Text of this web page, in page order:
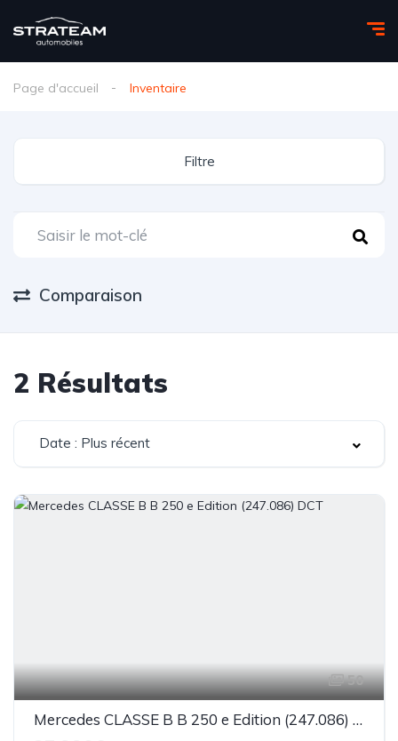
Page d'accueil Inventaire
Filtre
Comparaison
2 Résultats
Date : Plus récent
50
Mercedes CLASSE B B 250 e Edition (247.086) DCT